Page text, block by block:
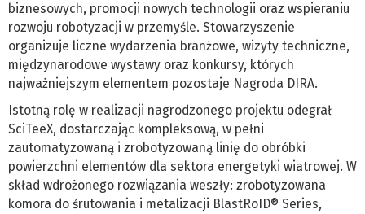
biznesowych, promocji nowych technologii oraz wspieraniu
rozwoju robotyzacji w przemyśle. Stowarzyszenie
organizuje liczne wydarzenia branżowe, wizyty techniczne,
międzynarodowe wystawy oraz konkursy, których
najważniejszym elementem pozostaje Nagroda DIRA.
Istotną rolę w realizacji nagrodzonego projektu odegrał
SciTeeX, dostarczając kompleksową, w pełni
zautomatyzowaną i zrobotyzowaną linię do obróbki
powierzchni elementów dla sektora energetyki wiatrowej. W
skład wdrożonego rozwiązania weszły: zrobotyzowana
komora do śrutowania i metalizacji BlastRoID® Series,